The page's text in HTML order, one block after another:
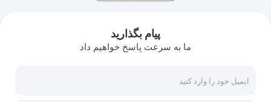
قطعات یدکی تسلا
شارژر EV Wallbox
پیام بگذارید
ما به سرعت پاسخ خواهیم داد